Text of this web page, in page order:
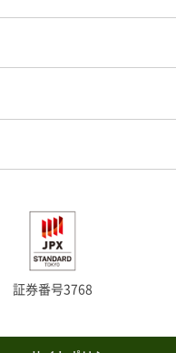
証券番号3768